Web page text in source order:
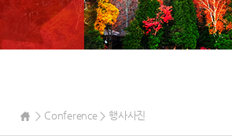
Conference 행사사진